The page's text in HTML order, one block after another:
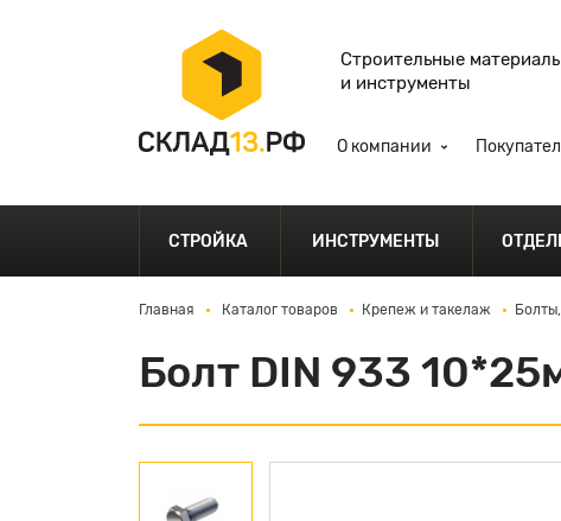
Строительные
и инструменты
О компании
СТРОЙКА ИНСТРУМЕНТЫ
Главная Каталог товаров Крепеж и такелаж
Болт DIN 933